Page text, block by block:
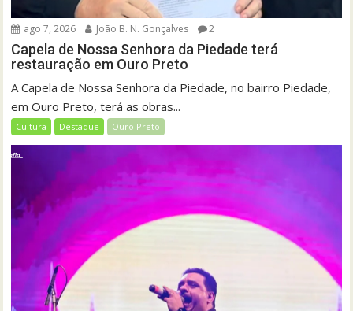
ago 7, 2026 João B. N. Gonçalves 2
Capela de Nossa Senhora da Piedade terá
restauração em Ouro Preto
A Capela de Nossa Senhora da Piedade, no bairro Piedade,
em Ouro Preto, terá as obras...
Cultura Destaque Ouro Preto